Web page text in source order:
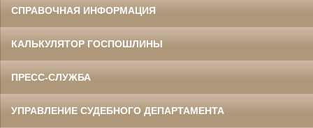
СПРАВОЧНАЯ ИНФОРМАЦИЯ
КАЛЬКУЛЯТОР ГОСПОШЛИНЫ
ПРЕСС-СЛУЖБА
УПРАВЛЕНИЕ СУДЕБНОГО ДЕПАРТАМЕНТА